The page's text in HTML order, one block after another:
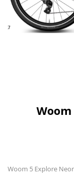
Woom 5 Explore